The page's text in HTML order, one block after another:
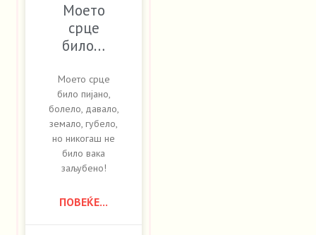
Моето
срце
било…
Моето срце
било пијано,
болело, давало,
земало, губело,
но никогаш не
било вака
заљубено!
ПОВЕЌЕ...